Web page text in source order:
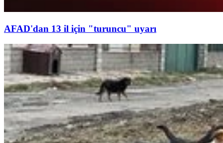
AFAD'dan 13 il için "turuncu" uyarı